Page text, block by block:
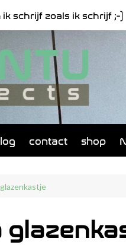
schrijf zoals ik schrijf ;-)
contact shop